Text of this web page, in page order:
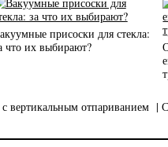
присоски для стекла:
что их выбирают?
вертикальным отпариванием |